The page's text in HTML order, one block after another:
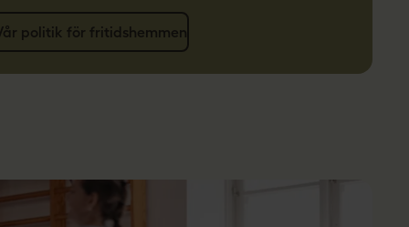
politik för fritidshemmen